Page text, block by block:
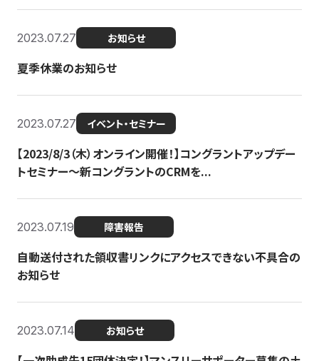
2023.07.27 お知らせ
夏季休業のお知らせ
2023.07.27 イベント・セミナー
【2023/8/3（木）オンライン開催！】コングラントアップデー
トセミナー〜新コングラントのCRMを...
2023.07.19 障害報告
自動送付された領収書リンクにアクセスできない不具合の
お知らせ
2023.07.14 お知らせ